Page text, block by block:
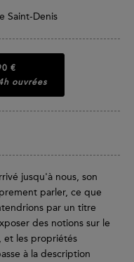
Saint-Denis
€
ouvrées
jusqu'à nous, son
parler, ce que
par un titre
des notions sur le
et les propriétés
à la description